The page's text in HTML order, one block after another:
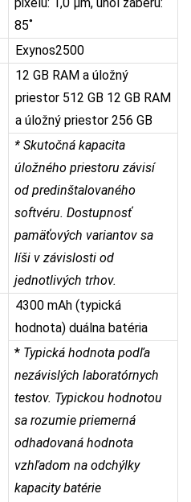
pixelu: 1,0 μm, uhol záberu:
85˚
Exynos2500
12 GB RAM a úložný
priestor 512 GB 12 GB RAM
a úložný priestor 256 GB
* Skutočná kapacita
úložného priestoru závisí
od predinštalovaného
softvéru. Dostupnosť
pamäťových variantov sa
líši v závislosti od
jednotlivých trhov.
4300 mAh (typická
hodnota) duálna batéria
* Typická hodnota podľa
nezávislých laboratórnych
testov. Typickou hodnotou
sa rozumie priemerná
odhadovaná hodnota
vzhľadom na odchýlky
kapacity batérie